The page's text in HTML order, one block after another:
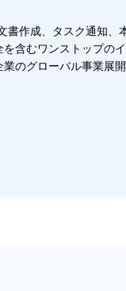
作成、タスク通知、
含むワンストップの
のグローバル事業展